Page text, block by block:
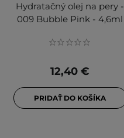
Hydratačný olej na pery -
009 Bubble Pink - 4,6ml
12,40 €
PRIDAŤ DO KOŠÍKA